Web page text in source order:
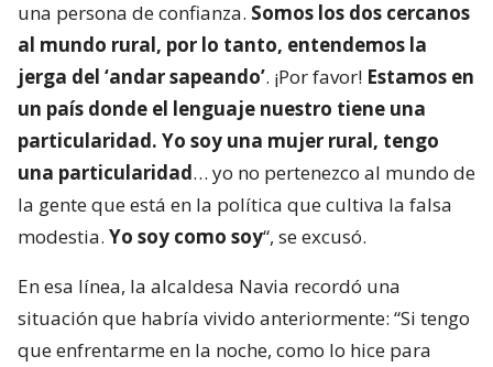
una persona de confianza. Somos los dos cercanos
al mundo rural, por lo tanto, entendemos la
jerga del ‘andar sapeando’. ¡Por favor! Estamos en
un país donde el lenguaje nuestro tiene una
particularidad. Yo soy una mujer rural, tengo
una particularidad… yo no pertenezco al mundo de
la gente que está en la política que cultiva la falsa
modestia. Yo soy como soy“, se excusó.
En esa línea, la alcaldesa Navia recordó una
situación que habría vivido anteriormente: “Si tengo
que enfrentarme en la noche, como lo hice para